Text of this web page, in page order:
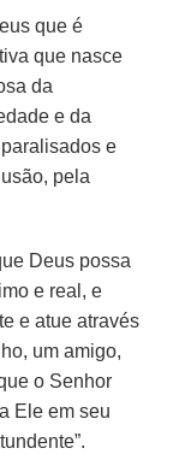
que é
que nasce
da
e da
e
pela
Deus possa
e real, e
e atue através
um amigo,
o Senhor
Ele em seu